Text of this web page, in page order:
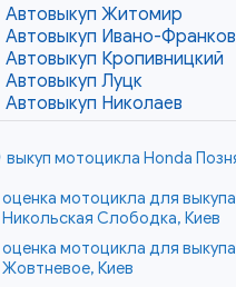
Автовыкуп Житомир
Автовыкуп Ивано-
Автовыкуп Кропивницкий
Автовыкуп Луцк
Автовыкуп Николаев
выкуп мотоцикла Honda
оценка мотоцикла для выкупа
Никольская Слободка, Киев
оценка мотоцикла для выкупа
Жовтневое, Киев